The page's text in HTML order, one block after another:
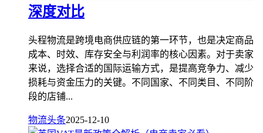
深度对比
头程物流是跨境电商供应链的第一环节，也是决定商品
成本、时效、库存安全与利润率的核心因素。对于卖家
来说，选择合适的国际运输方式，是提高竞争力、减少
损耗与资金压力的关键。不同国家、不同类目、不同阶
段的店铺...
物流头条2025-12-10